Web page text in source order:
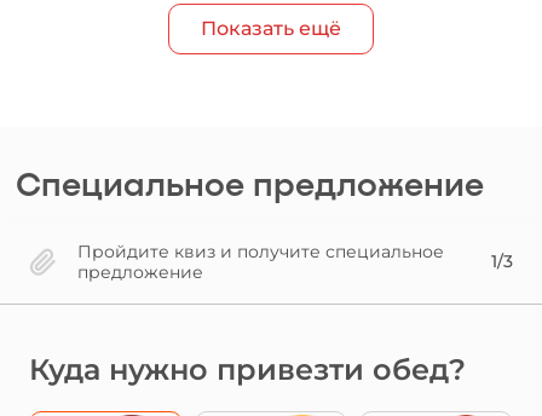
Показать ещё
Специальное предложение
Пройдите квиз и получите специальное
предложение
1/3
Куда нужно привезти обед?